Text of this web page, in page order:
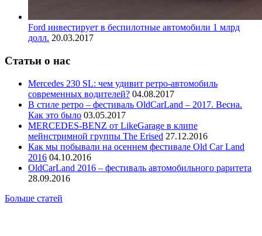
Ford инвестирует в беспилотные автомобили 1 млрд
долл. 20.03.2017
Статьи о нас
Mercedes 230 SL: чем удивит ретро-автомобиль
современных водителей? 04.08.2017
В стиле ретро – фестиваль OldCarLand – 2017. Весна.
Как это было 03.05.2017
MERCEDES-BENZ от LikeGarage в клипе
мейнстримной группы The Erised 27.12.2016
Как мы побывали на осеннем фестивале Old Car Land
2016 04.10.2016
OldCarLand 2016 – фестиваль автомобильного раритета
28.09.2016
Больше статей